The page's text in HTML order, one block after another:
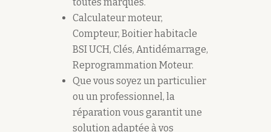
Calculateur moteur,
Compteur, Boitier habitacle
BSI UCH, Clés, Antidémarrage,
Reprogrammation Moteur.
Que vous soyez un particulier
ou un professionnel, la
réparation vous garantit une
solution adaptée à vos